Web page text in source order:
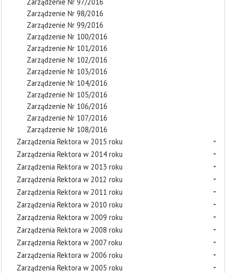
Zarządzenie Nr 98/2016
Zarządzenie Nr 99/2016
Zarządzenie Nr 100/2016
Zarządzenie Nr 101/2016
Zarządzenie Nr 102/2016
Zarządzenie Nr 103/2016
Zarządzenie Nr 104/2016
Zarządzenie Nr 105/2016
Zarządzenie Nr 106/2016
Zarządzenie Nr 107/2016
Zarządzenie Nr 108/2016
Zarządzenia Rektora w 2015 roku
Zarządzenia Rektora w 2014 roku
Zarządzenia Rektora w 2013 roku
Zarządzenia Rektora w 2012 roku
Zarządzenia Rektora w 2011 roku
Zarządzenia Rektora w 2010 roku
Zarządzenia Rektora w 2009 roku
Zarządzenia Rektora w 2008 roku
Zarządzenia Rektora w 2007 roku
Zarządzenia Rektora w 2006 roku
Zarządzenia Rektora w 2005 roku